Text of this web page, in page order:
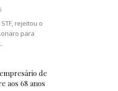
rejeitou o
para
de
aos 68 anos